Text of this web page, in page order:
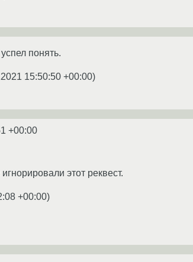
понять.
15:50:50 +00:00)
+00:00
этот реквест.
+00:00)